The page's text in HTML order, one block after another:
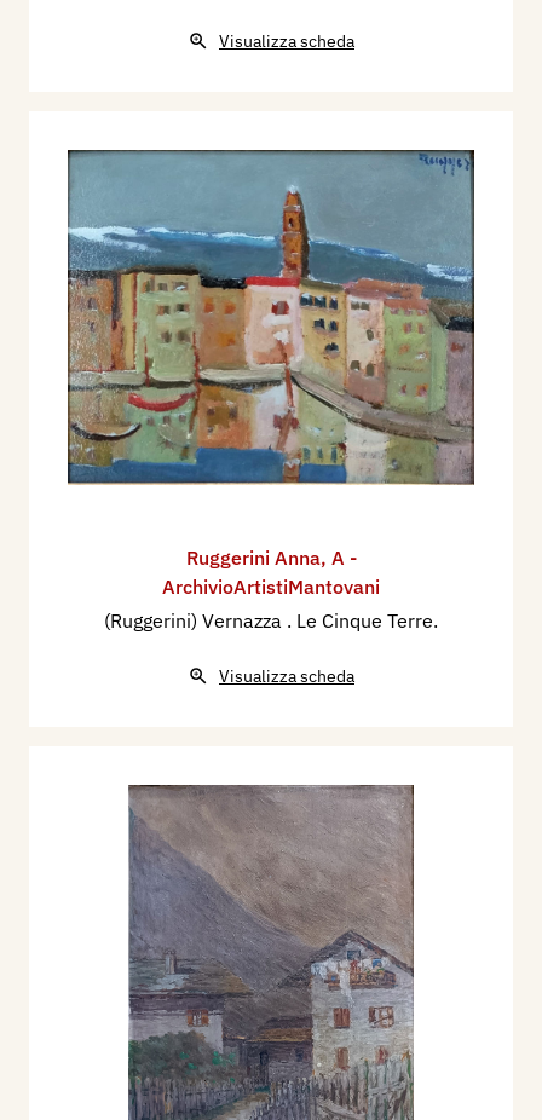
Visualizza scheda
Ruggerini Anna, A -
ArchivioArtistiMantovani
(Ruggerini) Vernazza . Le Cinque Terre.
Visualizza scheda